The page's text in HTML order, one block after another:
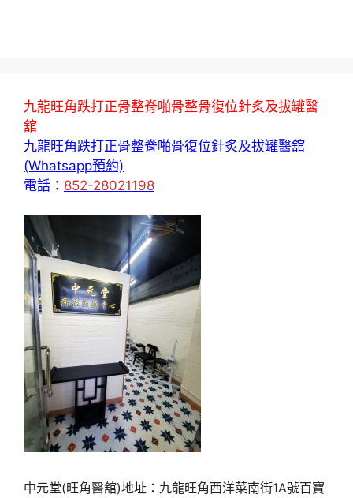
九龍旺角跌打正骨整脊啪骨整骨復位針炙及拔罐醫
舘
九龍旺角跌打正骨整脊啪骨復位針炙及拔罐醫舘
(Whatsapp預約)
電話： 852-28021198
中元堂(旺角醫舘)地址：九龍旺角西洋菜南街1A號百寶